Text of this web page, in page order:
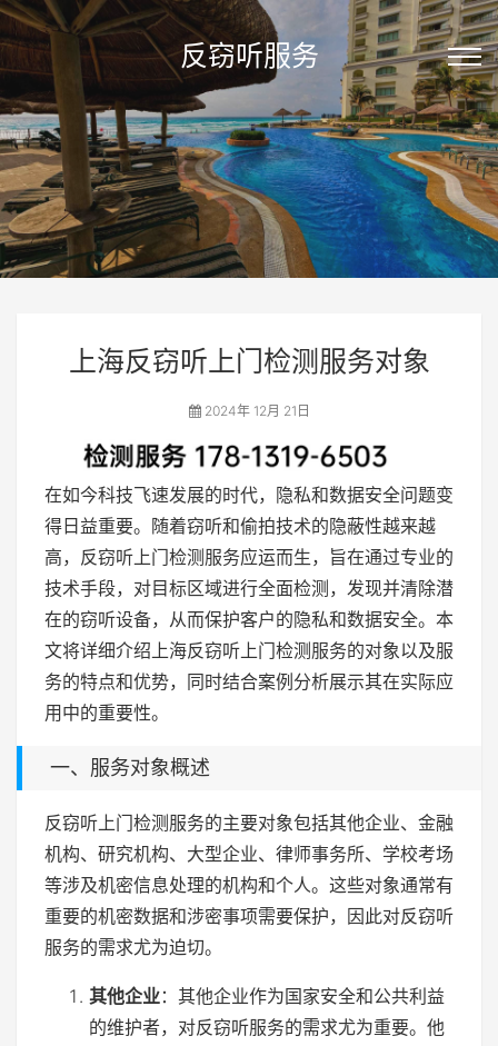
反窃听服务
上海反窃听上门检测服务对象
2024年 12月 21日
在如今科技飞速发展的时代，隐私和数据安全问题变
得日益重要。随着窃听和偷拍技术的隐蔽性越来越
高，反窃听上门检测服务应运而生，旨在通过专业的
技术手段，对目标区域进行全面检测，发现并清除潜
在的窃听设备，从而保护客户的隐私和数据安全。本
文将详细介绍上海反窃听上门检测服务的对象以及服
务的特点和优势，同时结合案例分析展示其在实际应
用中的重要性。
一、服务对象概述
反窃听上门检测服务的主要对象包括其他企业、金融
机构、研究机构、大型企业、律师事务所、学校考场
等涉及机密信息处理的机构和个人。这些对象通常有
重要的机密数据和涉密事项需要保护，因此对反窃听
服务的需求尤为迫切。
其他企业：其他企业作为国家安全和公共利益
的维护者，对反窃听服务的需求尤为重要。他